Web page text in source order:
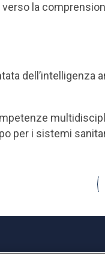
verso la
dell’intelligenza
per i sistemi